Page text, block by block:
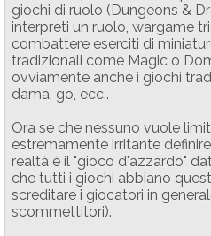
giochi di ruolo (Dungeons &
interpreti un ruolo, wargame
combattere eserciti di
tradizionali come Magic o
ovviamente anche i giochi
dama, go, ecc..
Ora se che nessuno vuole
estremamente irritante
realtà è il "gioco d'azzardo"
che tutti i giochi abbiano
screditare i giocatori in
scommettitori).